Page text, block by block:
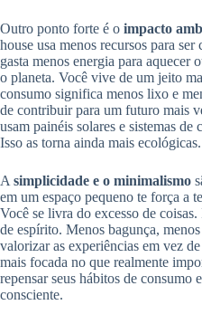
Outro ponto forte é o impacto
house usa menos recursos para
gasta menos energia para aquecer
o planeta. Você vive de um jeito
consumo significa menos lixo e
de contribuir para um futuro mais
usam painéis solares e sistemas de
Isso as torna ainda mais ecológicas.
A simplicidade e o minimalismo
em um espaço pequeno te força a
Você se livra do excesso de
de espírito. Menos bagunça,
valorizar as experiências em vez
mais focada no que realmente
repensar seus hábitos de consumo
consciente.